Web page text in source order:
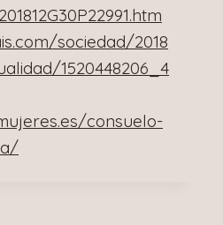
sociedad/2018
1520448206_4
consuelo-